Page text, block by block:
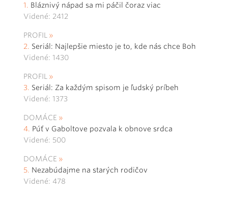
Bláznivý nápad sa mi páčil čoraz viac
Videné: 2412
PROFIL
Seriál: Najlepšie miesto je to, kde nás chce Boh
Videné: 1430
PROFIL
Seriál: Za každým spisom je ľudský príbeh
Videné: 1373
DOMÁCE
Púť v Gaboltove pozvala k obnove srdca
Videné: 500
DOMÁCE
Nezabúdajme na starých rodičov
Videné: 478